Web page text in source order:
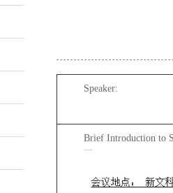
Speaker:
Brief Introduction to